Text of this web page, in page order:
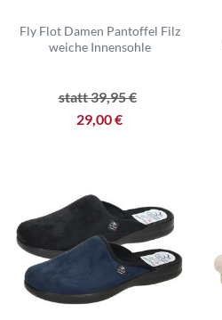
Fly Flot Damen Pantoffel Filz
weiche Innensohle
statt 39,95 €
29,00 €